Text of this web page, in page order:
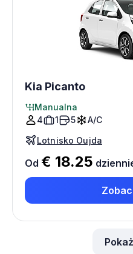
Kia Picanto
Manualna
4
1 5
A/C
Lotnisko Oujda
Od € 18.25